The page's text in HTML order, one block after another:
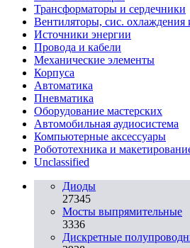
Трансформаторы и сердечники
Вентиляторы, сис. охлаждения
Источники энергии
Провода и кабели
Механические элементы
Корпуса
Автоматика
Пневматика
Оборудование мастерских
Автомобильная аудиосистема
Компьютерные аксессуары
Робототехника и
Unclassified
Диоды
27345
Мосты выпрямительные
3336
Дискретные